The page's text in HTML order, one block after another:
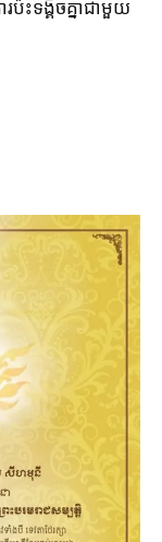
ប៉ះទង្គិចគ្នាជាមួយ